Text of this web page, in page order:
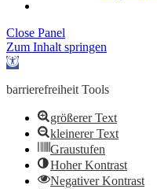
Close Panel
Zum Inhalt springen
Werkzeugleiste
barrierefreiheit Tools
größerer Text
kleinerer Text
Graustufen
Hoher Kontrast
Negativer Kontrast